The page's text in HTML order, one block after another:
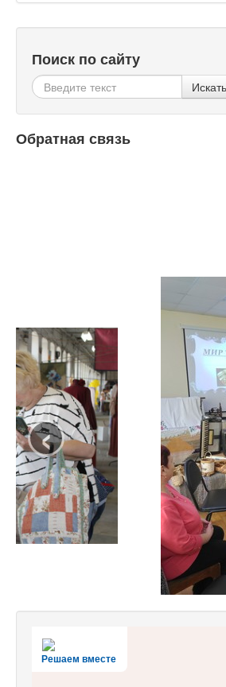
Поиск по сайту
Искать
Обратная связь
‹
Решаем вместе